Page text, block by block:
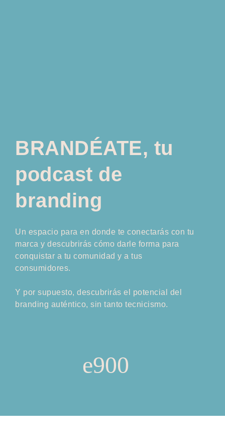
BRANDÉATE, tu
podcast de
branding
Un espacio para en donde te conectarás con tu
marca y descubrirás cómo darle forma para
conquistar a tu comunidad y a tus
consumidores.
Y por supuesto, descubrirás el potencial del
branding auténtico, sin tanto tecnicismo.